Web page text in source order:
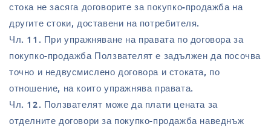
стока не засяга договорите за покупко-продажба на
другите стоки, доставени на потребителя.
Чл. 11. При упражняване на правата по договора за
покупко-продажба Ползвателят е задължен да посочва
точно и недвусмислено договора и стоката, по
отношение, на които упражнява правата.
Чл. 12. Ползвателят може да плати цената за
отделните договори за покупко-продажба наведнъж